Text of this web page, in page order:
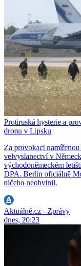
Protiruská hysterie a
dronu v Lipsku
Za provokaci
velvyslanectví v
východoněmeckém
DPA. Berlín oficiálně
ničeho neobvinil.
Aktuálně.cz - Zprávy
dnes, 20:23